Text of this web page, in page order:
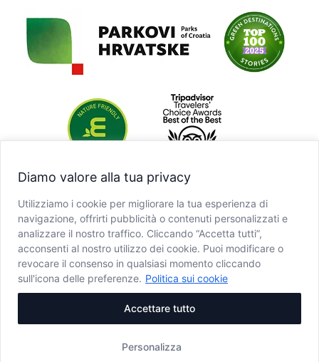
Diamo valore alla tua privacy
Utilizziamo i cookie per migliorare la tua esperienza di
navigazione, offrirti pubblicità o contenuti personalizzati e
analizzare il nostro traffico. Cliccando “Accetta tutti”,
acconsenti al nostro utilizzo dei cookie. Puoi modificare o
revocare il consenso in qualsiasi momento cliccando
sull'icona delle preferenze. Politica sui cookie
Personalizza
Accettare tutto
Copyright © JU NP Plitvička jezera, 2025.